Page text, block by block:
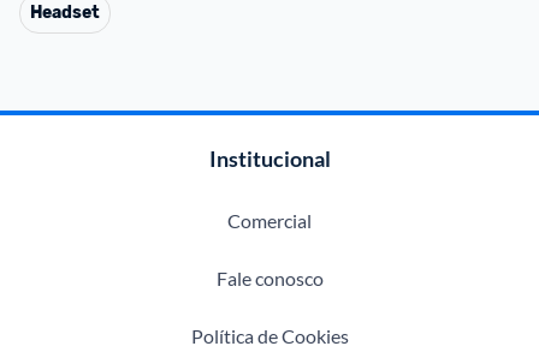
Headset
Institucional
Comercial
Fale conosco
Política de Cookies